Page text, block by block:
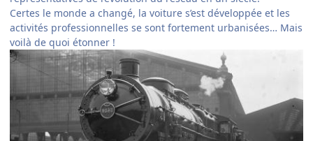
Certes le monde a changé, la voiture s’est développée et les
activités professionnelles se sont fortement urbanisées… Mais
voilà de quoi étonner !